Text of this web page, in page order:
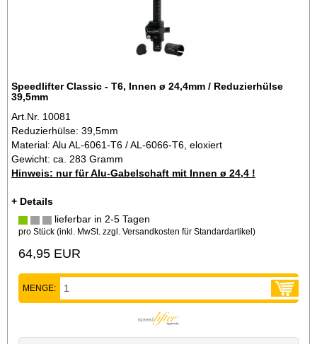
Speedlifter Classic - T6, Innen ø 24,4mm / Reduzierhülse
39,5mm
Art.Nr. 10081
Reduzierhülse: 39,5mm
Material: Alu AL-6061-T6 / AL-6066-T6, eloxiert
Gewicht: ca. 283 Gramm
Hinweis: nur für Alu-Gabelschaft mit Innen ø 24,4 !
+ Details
lieferbar in 2-5 Tagen
pro Stück (inkl. MwSt. zzgl. Versandkosten für Standardartikel )
64,95 EUR
MENGE: